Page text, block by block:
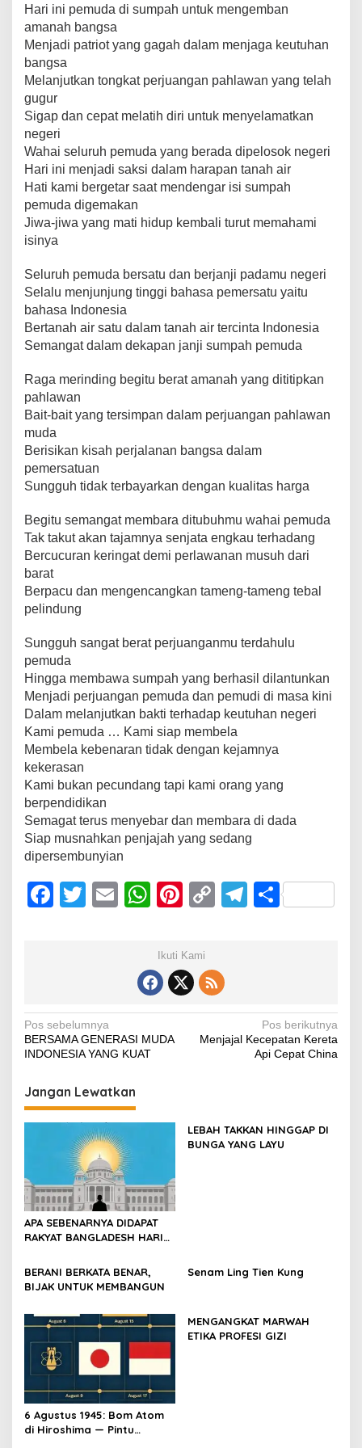
b
o
o
k
A
p
st Li
k
a
m
Hari ini pemuda di sumpah untuk mengemban
amanah bangsa
Menjadi patriot yang gagah dalam menjaga keutuhan
bangsa
Melanjutkan tongkat perjuangan pahlawan yang telah
gugur
Sigap dan cepat melatih diri untuk menyelamatkan
negeri
Wahai seluruh pemuda yang berada dipelosok negeri
Hari ini menjadi saksi dalam harapan tanah air
Hati kami bergetar saat mendengar isi sumpah
pemuda digemakan
Jiwa-jiwa yang mati hidup kembali turut memahami
isinya
Seluruh pemuda bersatu dan berjanji padamu negeri
Selalu menjunjung tinggi bahasa pemersatu yaitu
bahasa Indonesia
Bertanah air satu dalam tanah air tercinta Indonesia
Semangat dalam dekapan janji sumpah pemuda
Raga merinding begitu berat amanah yang dititipkan
pahlawan
Bait-bait yang tersimpan dalam perjuangan pahlawan
muda
Berisikan kisah perjalanan bangsa dalam
pemersatuan
Sungguh tidak terbayarkan dengan kualitas harga
Begitu semangat membara ditubuhmu wahai pemuda
Tak takut akan tajamnya senjata engkau terhadang
Bercucuran keringat demi perlawanan musuh dari
barat
Berpacu dan mengencangkan tameng-tameng tebal
pelindung
Sungguh sangat berat perjuanganmu terdahulu
pemuda
Hingga membawa sumpah yang berhasil dilantunkan
Menjadi perjuangan pemuda dan pemudi di masa kini
Dalam melanjutkan bakti terhadap keutuhan negeri
Kami pemuda … Kami siap membela
Membela kebenaran tidak dengan kejamnya
kekerasan
Kami bukan pecundang tapi kami orang yang
berpendidikan
Semagat terus menyebar dan membara di dada
Siap musnahkan penjajah yang sedang
dipersembunyian
F
o
o
T
E
W
at
s
A
p
Pi
er
e
st
C
y
Li
k
T
m
S
Ikuti Kami
Navigasi
pos
Pos sebelumnya
BERSAMA GENERASI MUDA
INDONESIA YANG KUAT
Pos berikutnya
Menjajal Kecepatan Kereta
Api Cepat China
Jangan Lewatkan
APA SEBENARNYA DIDAPAT
RAKYAT BANGLADESH HARI
LEBAH TAKKAN HINGGAP DI
BUNGA YANG LAYU
BERANI BERKATA BENAR,
BIJAK UNTUK MEMBANGUN
Senam Ling Tien Kung
6 Agustus 1945: Bom Atom
di Hiroshima — Pintu
MENGANGKAT MARWAH
ETIKA PROFESI GIZI